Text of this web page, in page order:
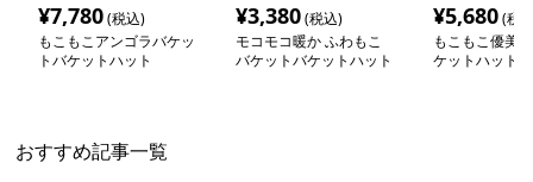
¥7,780(税込)
もこもこアンゴラバケッ
トバケットハット
¥3,380(税込)
モコモコ暖か ふわもこ
バケットバケットハット
¥5,680(税
もこもこ優美
ケットハット
おすすめ記事一覧